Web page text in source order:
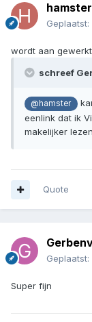
hamster
Geplaatst:
wordt aan
schreef
@hamster
eenlink dat ik
makelijker lezen
Quote
Geplaatst:
Super fijn